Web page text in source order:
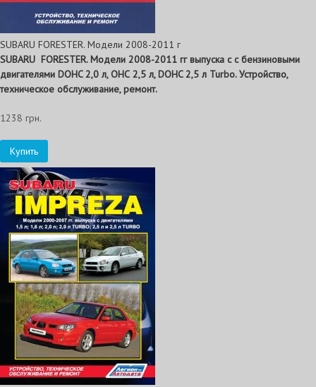
SUBARU FORESTER. Модели 2008-2011 г
SUBARU FORESTER. Модели 2008-2011 гг выпуска с с бензиновыми
двигателями DOHC 2,0 л, ОНС 2,5 л, DOHC 2,5 л Turbo. Устройство,
техническое обслуживание, ремонт.
1238 грн.
Купить